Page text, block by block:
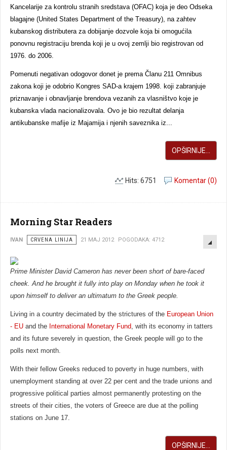
Kancelarije za kontrolu stranih sredstava (OFAC) koja je deo Odseka
blagajne (United States Department of the Treasury), na zahtev
kubanskog distributera za dobijanje dozvole koja bi omogućila
ponovnu registraciju brenda koji je u ovoj zemlji bio registrovan od
1976. do 2006.
Pomenuti negativan odogovor donet je prema Članu 211 Omnibus
zakona koji je odobrio Kongres SAD-a krajem 1998. koji zabranjuje
priznavanje i obnavljanje brendova vezanih za vlasništvo koje je
kubanska vlada nacionalizovala. Ovo je bio rezultat delanja
antikubanske mafije iz Majamija i njenih saveznika iz...
OPŠIRNIJE...
Komentar (0)
Hits: 6751
Morning Star Readers
IVAN CRVENA LINIJA 21 MAJ 2012 POGODAKA: 4712
Prime Minister David Cameron has never been short of bare-faced
cheek. And he brought it fully into play on Monday when he took it
upon himself to deliver an ultimatum to the Greek people.
Living in a country decimated by the strictures of the European Union
- EU and the International Monetary Fund, with its economy in tatters
and its future severely in question, the Greek people will go to the
polls next month.
With their fellow Greeks reduced to poverty in huge numbers, with
unemployment standing at over 22 per cent and the trade unions and
progressive political parties almost permanently protesting on the
streets of their cities, the voters of Greece are due at the polling
stations on June 17.
OPŠIRNIJE...